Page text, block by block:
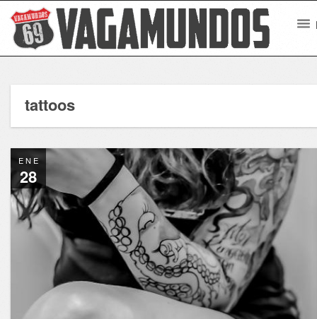
tattoos
ENE
28